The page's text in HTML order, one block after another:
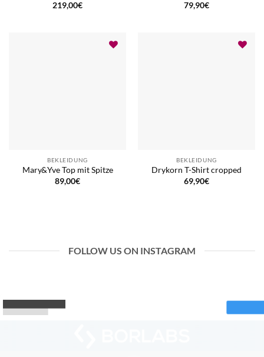
219,00€
79,90€
BEKLEIDUNG
Mary&Yve Top mit Spitze
89,00€
BEKLEIDUNG
Drykorn T-Shirt cropped
69,90€
FOLLOW US ON INSTAGRAM